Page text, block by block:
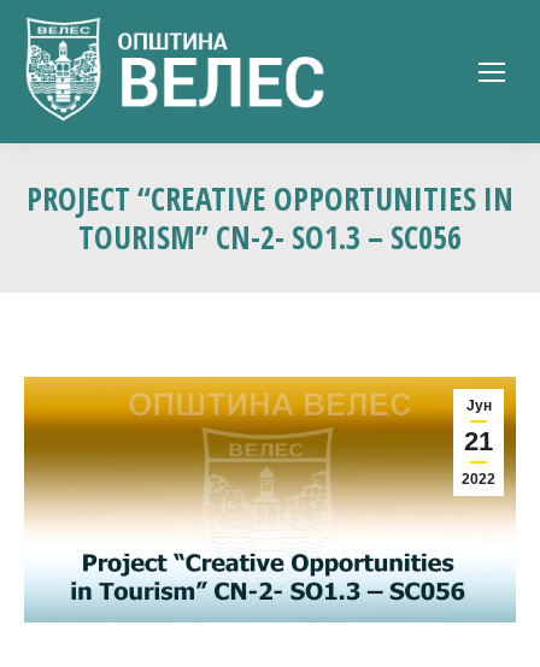
PROJECT “CREATIVE OPPORTUNITIES IN
TOURISM” CN-2- SO1.3 – SC056
Јун
21
2022